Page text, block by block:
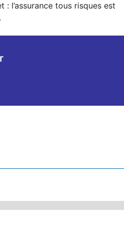
l’assurance tous risques est